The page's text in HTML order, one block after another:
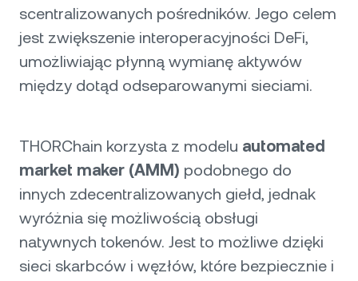
scentralizowanych pośredników. Jego celem
jest zwiększenie interoperacyjności DeFi,
umożliwiając płynną wymianę aktywów
między dotąd odseparowanymi sieciami.
THORChain korzysta z modelu automated
market maker (AMM) podobnego do
innych zdecentralizowanych giełd, jednak
wyróżnia się możliwością obsługi
natywnych tokenów. Jest to możliwe dzięki
sieci skarbców i węzłów, które bezpiecznie i